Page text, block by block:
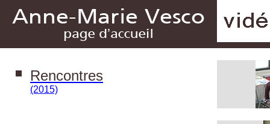
Rencontres
(2015)